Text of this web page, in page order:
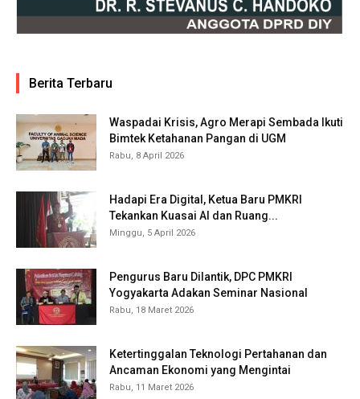
Berita Terbaru
Waspadai Krisis, Agro Merapi Sembada Ikuti
Bimtek Ketahanan Pangan di UGM
Rabu, 8 April 2026
Hadapi Era Digital, Ketua Baru PMKRI
Tekankan Kuasai AI dan Ruang...
Minggu, 5 April 2026
Pengurus Baru Dilantik, DPC PMKRI
Yogyakarta Adakan Seminar Nasional
Rabu, 18 Maret 2026
Ketertinggalan Teknologi Pertahanan dan
Ancaman Ekonomi yang Mengintai
Rabu, 11 Maret 2026